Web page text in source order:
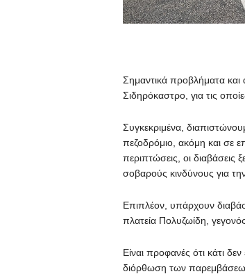
Σημαντικά προβλήματα και
Σιδηρόκαστρο, για τις
Συγκεκριμένα,
πεζοδρόμιο, ακόμη και σε
περιπτώσεις, οι διαβάσεις
σοβαρούς κινδύνους για
Επιπλέον, υπάρχουν
πλατεία Πολυζωίδη,
Είναι προφανές ότι κάτι
διόρθωση των